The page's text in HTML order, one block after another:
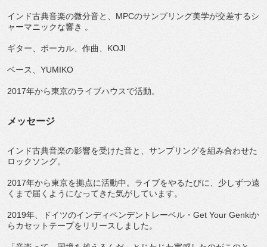
インド古典音楽の微分音と、MPCのサンプリング美学が交差するシ
ャーマニックな響き 。
ギター、ボーカル、作曲、KOJI
ベース、YUMIKO
2017年から東京のライブハウスで活動。
メッセージ
インド古典音楽の影響を受けた音と、サンプリングを組み合わせた
ロックソング。
2017年から東京を拠点に活動中。ライブをやるたびに、少しずつ遠
くまで届くようになってきた気がしています。
2019年、ドイツのインディペンデントレーベル・Get Your Genkiか
らカセットテープをリリースしました。